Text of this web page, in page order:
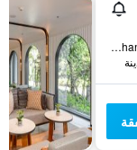
7-17 Moo 2, Huay Kaew Road Chang Phueak, Muang, شيانج ماي, تايلاند